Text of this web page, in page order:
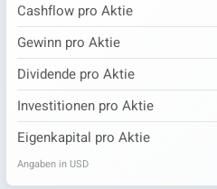
Cashflow pro Aktie
Gewinn pro Aktie
Dividende pro Aktie
Investitionen pro Aktie
Eigenkapital pro Aktie
Angaben in USD